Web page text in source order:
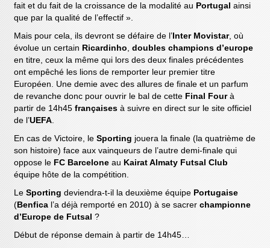
fait et du fait de la croissance de la modalité au Portugalainsi
que par la qualité de l’effectif ».
Mais pour cela, ils devront se défaire de l’Inter Movistar, où
évolue un certainRicardinho ,doubles champions d’europe
en titre, ceux la même qui lors des deux finales précédentes
ont empêché les lions de remporter leur premier titre
Européen. Une demie avec des allures de finale et un parfum
de revanche donc pour ouvrir le bal de cette Final Fourà
partir de 14h45françaisesà suivre en direct sur le site officiel
de l’UEFA
En cas de Victoire, leSportingjouera la finale (la quatrième de
son histoire) face aux vainqueurs de l’autre demi-finale qui
oppose le FC Barcelone auKairat Almaty Futsal Club
équipe hôte de la compétition.
LeSporting deviendra-t-il la deuxième équipe Portugaise
(Benfical’a déjà remporté en 2010) à se sacrerchampionne
d’Europe de Futsal ?
Début de réponse demain à partir de 14h45…